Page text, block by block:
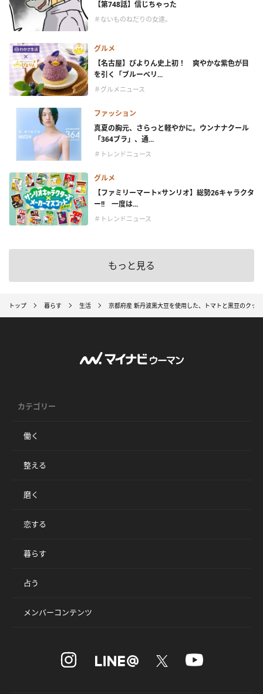
【第748話】信じちゃった
＃ないものねだりの女達。
グルメ
【名古屋】ぴよりん史上初！ 爽やかな紫色が目
を引く「ブルーベリ...
＃グルメニュース
ファッション
真夏の胸元、さらっと軽やかに。ウンナナクール
「364ブラ」、通...
＃トレンドニュース
グルメ
【ファミリーマート×サンリオ】総勢26キャラクタ
ー!! 一度は...
＃トレンドニュース
もっと見る
トップ 暮らす 生活 京都府産 新丹波黒大豆を使用した、トマトと黒豆のクッ
カテゴリー
働く
整える
磨く
恋する
暮らす
占う
メンバーコンテンツ